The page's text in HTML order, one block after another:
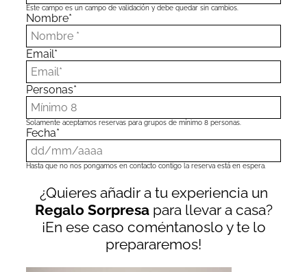
Este campo es un campo de validación y debe quedar sin cambios.
Nombre*
Email*
Personas*
Solamente aceptamos reservas para grupos de mínimo 8 personas.
Fecha*
Hasta que no nos pongamos en contacto contigo la reserva está en espera.
¿Quieres añadir a tu experiencia un
Regalo Sorpresapara llevar a casa?
¡En ese caso coméntanoslo y te lo
prepararemos!